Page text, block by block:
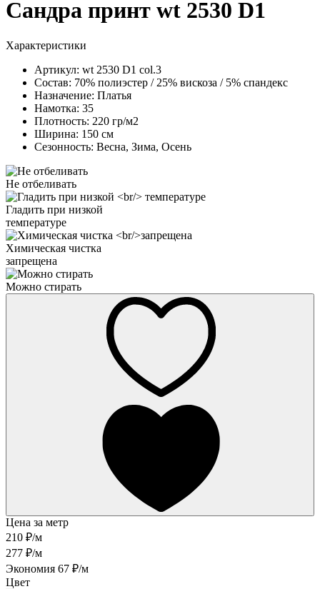
Сандра принт wt 2530 D1
Характеристики
Артикул: wt 2530 D1 col.3
Состав: 70% полиэстер / 25% вискоза / 5% спандекс
Назначение: Платья
Намотка: 35
Плотность: 220 гр/м2
Ширина: 150 см
Сезонность: Весна, Зима, Осень
Не отбеливать
Гладить при низкой
температуре
Химическая чистка
запрещена
Можно стирать
Цена за метр
210 ₽/м
277 ₽/м
Экономия 67 ₽/м
Цвет